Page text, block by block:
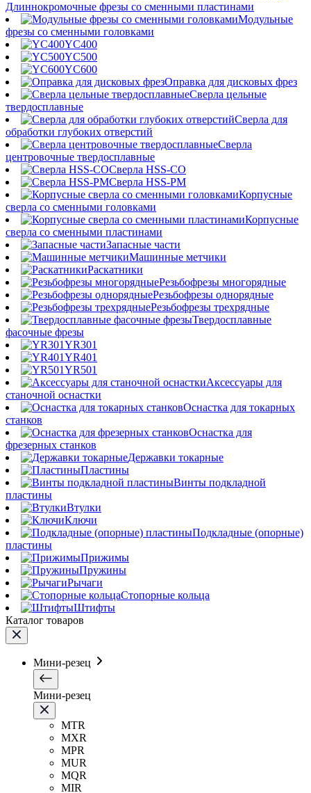
Длиннокромочные фрезы со сменными пластинами
Модульные
фрезы со сменными головками
YC400
YC500
YC600
Оправка для дисковых фрез
Сверла цельные
твердосплавные
Сверла для
обработки глубоких отверстий
Сверла
центровочные твердосплавные
Сверла HSS-CO
Сверла HSS-PM
Корпусные
сверла со сменными головками
Корпусные
сверла со сменными пластинами
Запасные части
Машинные метчики
Раскатники
Резьбофрезы многорядные
Резьбофрезы однорядные
Резьбофрезы трехрядные
Твердосплавные
фасочные фрезы
YR301
YR401
YR501
Аксессуары для
станочной оснастки
Оснастка для токарных
станков
Оснастка для
фрезерных станков
Державки токарные
Пластины
Винты подкладной
пластины
Втулки
Ключи
Подкладные (опорные)
пластины
Прижимы
Пружины
Рычаги
Стопорные кольца
Штифты
Каталог товаров
Мини-резец
Мини-резец
MTR
MXR
MPR
MUR
MQR
MIR